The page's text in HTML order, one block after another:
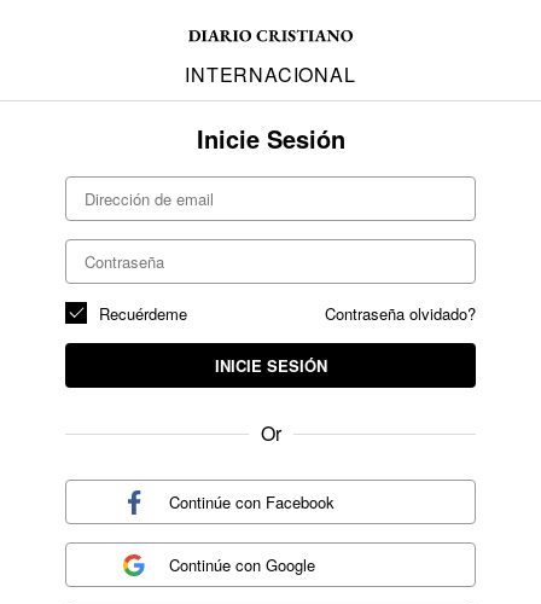
INTERNACIONAL
Inicie Sesión
Contraseña olvidado?
Recuérdeme
INICIE SESIÓN
Or
Continúe con Facebook
Continúe conGoogle